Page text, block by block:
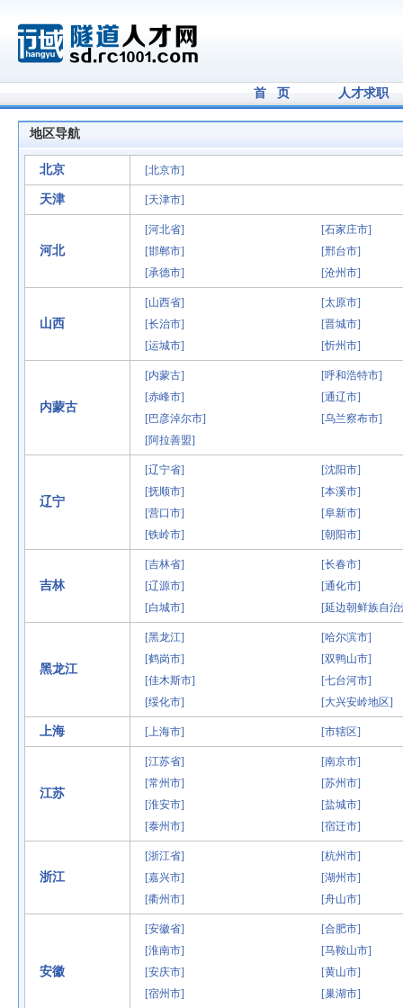
首 页 人才求职
地区导航
北京 [北京市]
天津 [天津市]
河北
[河北省]
[石家庄市]
[邯郸市]
[邢台市]
[承德市]
[沧州市]
山西
[山西省]
[太原市]
[长治市]
[晋城市]
[运城市]
[忻州市]
内蒙古
[内蒙古]
[呼和浩特市]
[赤峰市]
[通辽市]
[巴彦淖尔市]
[乌兰察布市]
[阿拉善盟]
辽宁
[辽宁省]
[沈阳市]
[抚顺市]
[本溪市]
[营口市]
[阜新市]
[铁岭市]
[朝阳市]
吉林
[吉林省]
[长春市]
[辽源市]
[通化市]
[白城市]
[延边朝鲜族自治
黑龙江
[黑龙江]
[哈尔滨市]
[鹤岗市]
[双鸭山市]
[佳木斯市]
[七台河市]
[绥化市]
[大兴安岭地区]
上海 [上海市] [市辖区]
江苏
[江苏省]
[南京市]
[常州市]
[苏州市]
[淮安市]
[盐城市]
[泰州市]
[宿迁市]
浙江
[浙江省]
[杭州市]
[嘉兴市]
[湖州市]
[衢州市]
[舟山市]
安徽
[安徽省]
[合肥市]
[淮南市]
[马鞍山市]
[安庆市]
[黄山市]
[宿州市]
[巢湖市]